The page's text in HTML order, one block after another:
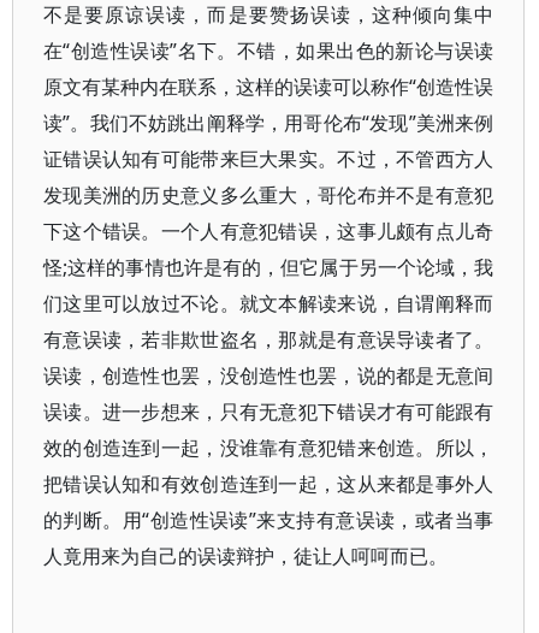
不是要原谅误读，而是要赞扬误读，这种倾向集中
在“创造性误读”名下。不错，如果出色的新论与误读
原文有某种内在联系，这样的误读可以称作“创造性误
读”。我们不妨跳出阐释学，用哥伦布“发现”美洲来例
证错误认知有可能带来巨大果实。不过，不管西方人
发现美洲的历史意义多么重大，哥伦布并不是有意犯
下这个错误。一个人有意犯错误，这事儿颇有点儿奇
怪;这样的事情也许是有的，但它属于另一个论域，我
们这里可以放过不论。就文本解读来说，自谓阐释而
有意误读，若非欺世盗名，那就是有意误导读者了。
误读，创造性也罢，没创造性也罢，说的都是无意间
误读。进一步想来，只有无意犯下错误才有可能跟有
效的创造连到一起，没谁靠有意犯错来创造。所以，
把错误认知和有效创造连到一起，这从来都是事外人
的判断。用“创造性误读”来支持有意误读，或者当事
人竟用来为自己的误读辩护，徒让人呵呵而已。